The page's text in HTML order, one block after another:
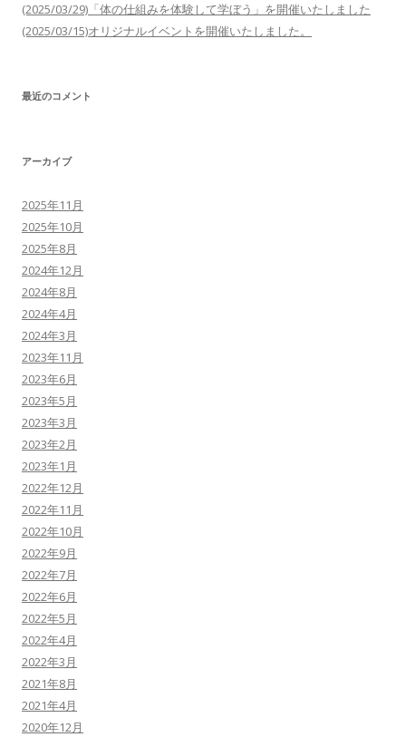
(2025/03/29)「体の仕組みを体験して学ぼう」を開催いたしました
(2025/03/15)オリジナルイベントを開催いたしました。
最近のコメント
アーカイブ
2025年11月
2025年10月
2025年8月
2024年12月
2024年8月
2024年4月
2024年3月
2023年11月
2023年6月
2023年5月
2023年3月
2023年2月
2023年1月
2022年12月
2022年11月
2022年10月
2022年9月
2022年7月
2022年6月
2022年5月
2022年4月
2022年3月
2021年8月
2021年4月
2020年12月